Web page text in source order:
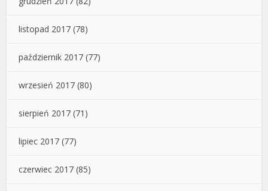
listopad 2017 (78)
październik 2017 (77)
wrzesień 2017 (80)
sierpień 2017 (71)
lipiec 2017 (77)
czerwiec 2017 (85)